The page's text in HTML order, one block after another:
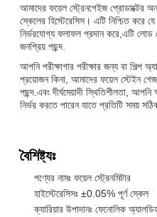
আমাদের ফয়েল স্ট্রেনগেইজ প্রোডাক্টের
স্কেলের হিস্টেরেসিস। এটি নিশ্চিত করে
নির্ভরযোগ্য ফলাফল প্রদান করে,এটি লোড
জনপ্রিয় পছন্দ.
আপনি পরীক্ষাগার পরীক্ষার জন্য বা শিল্প
প্রয়োজন কিনা, আমাদের ফয়েল স্টেইন
পছন্দ.এবং দীর্ঘমেয়াদী স্থিতিশীলতা,
নির্ভর করতে পারেন যাতে প্রতিটি সময়
বৈশিষ্ট্যঃ
পণ্যের নামঃ ফয়েল স্ট্রেনমিটার
হাইস্টেরেসিসঃ ±0.05% পূর্ণ স্কেল
ক্যারিয়ার উপাদানঃ ফেনোলিক